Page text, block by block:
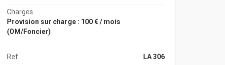
Charges
Provision sur charge : 100 € / mois
(OM/Foncier)
Ref. LA 306